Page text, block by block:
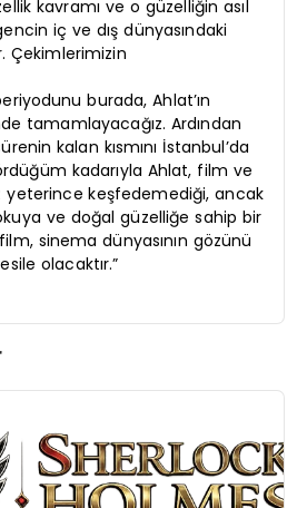
kavramı ve o güzelliğin asıl
iç ve dış dünyasındaki
Çekimlerimizin
burada, Ahlat’ın
tamamlayacağız. Ardından
kalan kısmını İstanbul’da
kadarıyla Ahlat, film ve
yeterince keşfedemediği, ancak
ve doğal güzelliğe sahip bir
sinema dünyasının gözünü
olacaktır.”